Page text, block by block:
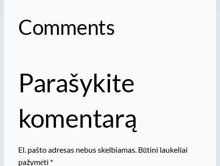
Comments
Parašykite
komentarą
El. pašto adresas nebus skelbiamas. Būtini laukeliai
pažymėti *